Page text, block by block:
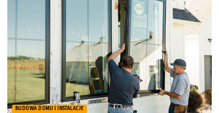
BUDOWA DOMU I INSTALACJE